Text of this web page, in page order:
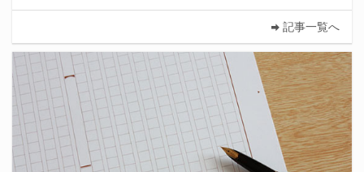
記事一覧へ